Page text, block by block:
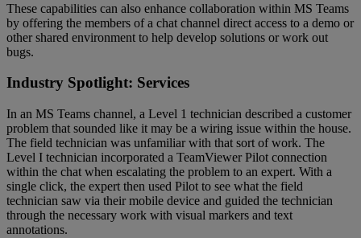
These capabilities can also enhance collaboration within MS Teams
by offering the members of a chat channel direct access to a demo or
other shared environment to help develop solutions or work out
bugs.
Industry Spotlight: Services
In an MS Teams channel, a Level 1 technician described a customer
problem that sounded like it may be a wiring issue within the house.
The field technician was unfamiliar with that sort of work. The
Level I technician incorporated a TeamViewer Pilot connection
within the chat when escalating the problem to an expert. With a
single click, the expert then used Pilot to see what the field
technician saw via their mobile device and guided the technician
through the necessary work with visual markers and text
annotations.